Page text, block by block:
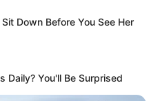
Down Before You See Her
Daily? You'll Be Surprised